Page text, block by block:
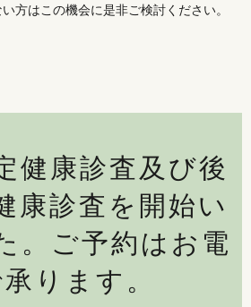
方はこの機会に是非ご検討ください。
健康診査及び後
康診査を開始い
。ご予約はお電
ります。